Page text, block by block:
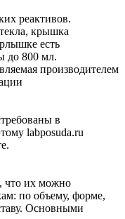
реактивов.
крышка
есть
до 800 мл.
производителем
в
labposuda.ru
что их можно
по объему, форме,
Основными